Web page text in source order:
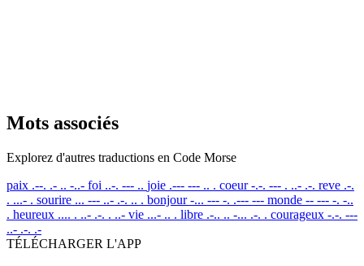
Mots associés
Explorez d'autres traductions en Code Morse
paix .--. .- .. -..- foi ..-. --- .. joie .--- --- .. . coeur -.-. --- . ..- .-. reve .-.
. ...- . sourire ... --- ..- .-. .. . bonjour -... --- -. .--- --- monde -- --- -. -..
. heureux .... . ..- .-. . ..- vie ...- .. . libre .-.. .. -... .-. . courageux -.-. ---
..- .-. .-
TÉLÉCHARGER L'APP